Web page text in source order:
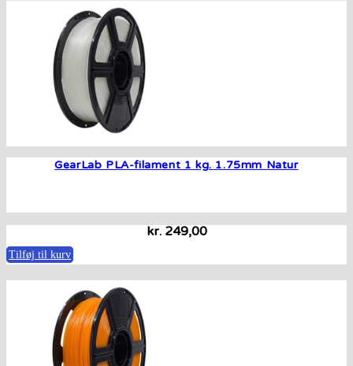
GearLab PLA-filament 1 kg. 1.75mm Natur
kr.249,00
Tilføj til kurv